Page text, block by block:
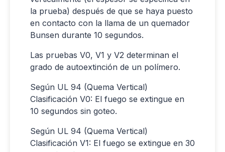
la prueba) después de que se haya puesto
en contacto con la llama de un quemador
Bunsen durante 10 segundos.
Las pruebas V0, V1 y V2 determinan el
grado de autoextinción de un polímero.
Según UL 94 (Quema Vertical)
Clasificación V0: El fuego se extingue en
10 segundos sin goteo.
Según UL 94 (Quema Vertical)
Clasificación V1: El fuego se extingue en 30